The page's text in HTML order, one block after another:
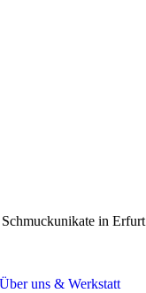
in Erfurt
Über uns & Werkstatt